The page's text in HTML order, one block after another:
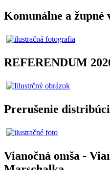
Komunálne a župné
REFERENDUM
Prerušenie
Vianočná omša -